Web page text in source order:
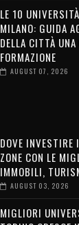
LE 10
MILANO: GUIDA
DELLA CITTÀ
FORMAZIONE
AUGUST 07, 2026
DOVE
ZONE CON LE
IMMOBILI,
AUGUST 03, 2026
MIGLIORI